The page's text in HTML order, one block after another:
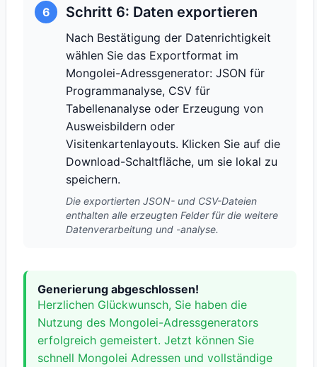
6 Schritt 6: Daten exportieren
Nach Bestätigung der Datenrichtigkeit
wählen Sie das Exportformat im
Mongolei-Adressgenerator: JSON für
Programmanalyse, CSV für
Tabellenanalyse oder Erzeugung von
Ausweisbildern oder
Visitenkartenlayouts. Klicken Sie auf die
Download-Schaltfläche, um sie lokal zu
speichern.
Die exportierten JSON- und CSV-Dateien
enthalten alle erzeugten Felder für die weitere
Datenverarbeitung und -analyse.
Generierung abgeschlossen!
Herzlichen Glückwunsch, Sie haben die
Nutzung des Mongolei-Adressgenerators
erfolgreich gemeistert. Jetzt können Sie
schnell Mongolei Adressen und vollständige